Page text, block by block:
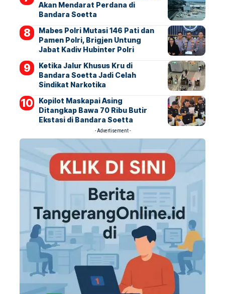
Akan Mendarat Perdana di
Bandara Soetta
Mabes Polri Mutasi 146 Pati dan
Pamen Polri, Brigjen Untung
Jabat Kadiv Hubinter Polri
Ketika Jalur Khusus Kru di
Bandara Soetta Jadi Celah
Sindikat Narkotika
Kopilot Maskapai Asing
Ditangkap Bawa 70 Ribu Butir
Ekstasi di Bandara Soetta
- Advertisement -